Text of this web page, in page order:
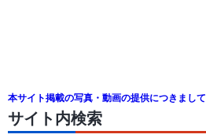
本サイト掲載の写真・動画の提供につきまして
サイト内検索